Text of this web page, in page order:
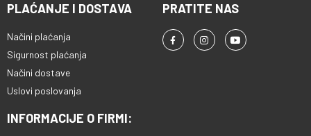
PLAĆANJE I DOSTAVA
Načini plaćanja
Sigurnost plaćanja
Načini dostave
Uslovi poslovanja
PRATITE NAS
INFORMACIJE O FIRMI: